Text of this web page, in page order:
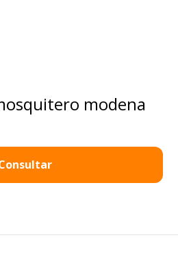
modena